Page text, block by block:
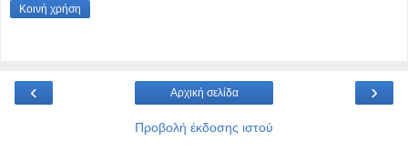
Κοινή χρήση
‹ ›
Αρχική σελίδα
Προβολή έκδοσης ιστού